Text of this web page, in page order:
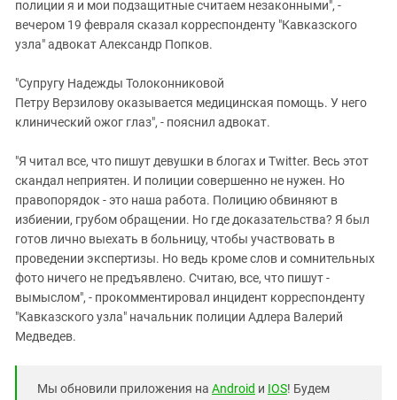
полиции я и мои подзащитные считаем незаконными", -
вечером 19 февраля сказал корреспонденту "Кавказского
узла" адвокат Александр Попков.
"Супругу Надежды Толоконниковой
Петру Верзилову оказывается медицинская помощь. У него
клинический ожог глаз", - пояснил адвокат.
"Я читал все, что пишут девушки в блогах и Twitter. Весь этот
скандал неприятен. И полиции совершенно не нужен. Но
правопорядок - это наша работа. Полицию обвиняют в
избиении, грубом обращении. Но где доказательства? Я был
готов лично выехать в больницу, чтобы участвовать в
проведении экспертизы. Но ведь кроме слов и сомнительных
фото ничего не предъявлено. Считаю, все, что пишут -
вымыслом", - прокомментировал инцидент корреспонденту
"Кавказского узла" начальник полиции Адлера Валерий
Медведев.
Мы обновили приложения на Android и IOS! Будем